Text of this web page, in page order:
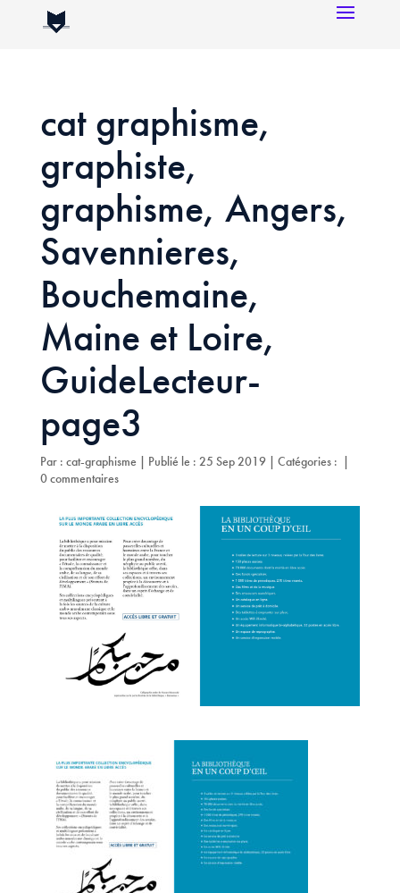
cat graphisme,
graphiste,
graphisme, Angers,
Savennieres,
Bouchemaine,
Maine et Loire,
GuideLecteur-
page3
Par : cat-graphisme | Publié le : 25 Sep 2019 | Catégories : |
0 commentaires